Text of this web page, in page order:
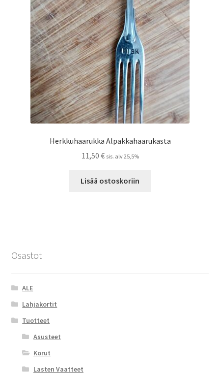
Herkkuhaarukka Alpakkahaarukasta
11,50 € sis. alv 25,5%
Lisää ostoskoriin
Osastot
ALE
Lahjakortit
Tuotteet
Asusteet
Korut
Lasten Vaatteet